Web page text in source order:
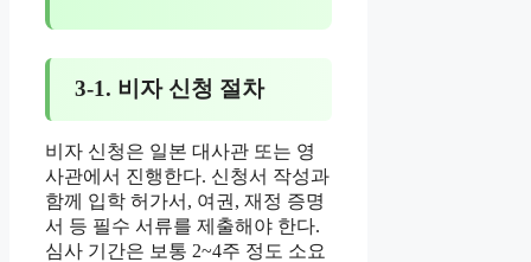
3-1. 비자 신청 절차
비자 신청은 일본 대사관 또는 영
사관에서 진행한다. 신청서 작성과
함께 입학 허가서, 여권, 재정 증명
서 등 필수 서류를 제출해야 한다.
심사 기간은 보통 2~4주 정도 소요